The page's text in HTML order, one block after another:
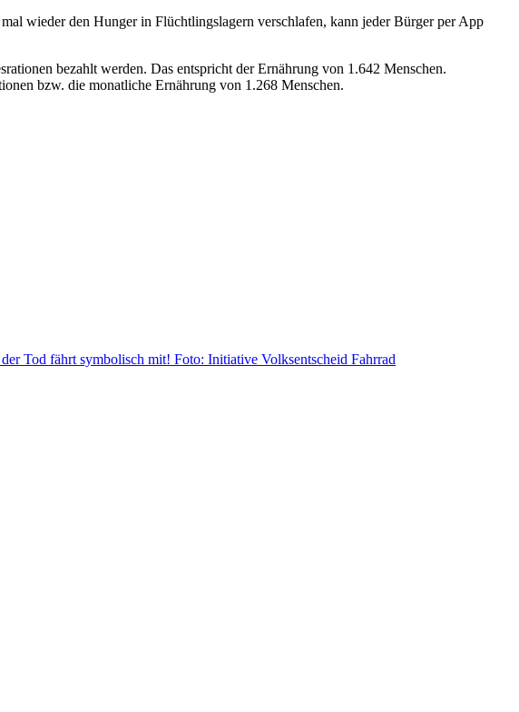
wieder den Hunger in Flüchtlingslagern verschlafen, kann jeder Bürger per App
bezahlt werden. Das entspricht der Ernährung von 1.642 Menschen.
bzw. die monatliche Ernährung von 1.268 Menschen.